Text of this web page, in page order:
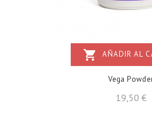
shopping_cart AÑADIR AL
Vega
19,50 €